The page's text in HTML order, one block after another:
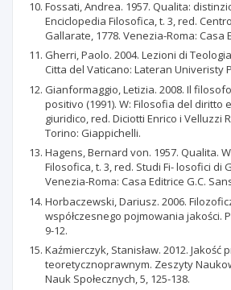
Fossati, Andrea. 1957. Qualita:
Enciclopedia Filosofica, t. 3, red.
Gallarate, 1778. Venezia-Roma: Casa
Gherri, Paolo. 2004. Lezioni di
Citta del Vaticano: Lateran Univeristy
Gianformaggio, Letizia. 2008. Il
positivo (1991). W: Filosofia del diritto
giuridico, red. Diciotti Enrico i Velluzzi
Torino: Giappichelli.
Hagens, Bernard von. 1957. Qualita.
Filosofica, t. 3, red. Studi Fi- losofici di
Venezia-Roma: Casa Editrice G.C.
Horbaczewski, Dariusz. 2006.
współczesnego pojmowania jakości.
9-12.
Kaźmierczyk, Stanisław. 2012. Jakość
teoretycznoprawnym. Zeszyty
Nauk Społecznych, 5, 125-138.